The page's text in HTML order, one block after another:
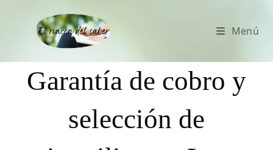
Menú
Garantía de cobro y
selección de